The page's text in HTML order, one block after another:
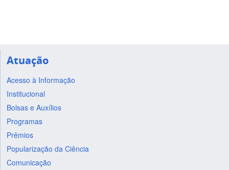
Atuação
Acesso à Informação
Institucional
Bolsas e Auxílios
Programas
Prêmios
Popularização da Ciência
Comunicação